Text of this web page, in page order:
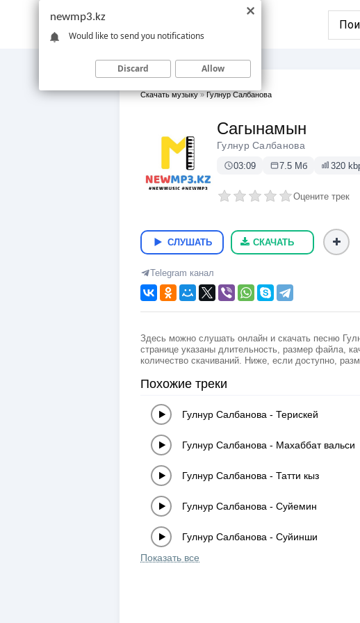
Скачать музыку »Гулнур Салбанова
Сагынамын
Гулнур Салбанова
03:09 7.5 Мб 320
Оцените трек
СЛУШАТЬ СКАЧАТЬ
Telegram канал
Здесь можно слушать онлайн и скачать песню
странице указаны длительность, размер файла,
количество скачиваний. Ниже, если доступно,
Похожие треки
Гулнур Салбанова - Терискей
Гулнур Салбанова - Махаббат вальси
Гулнур Салбанова - Татти кыз
Гулнур Салбанова - Суйемин
Гулнур Салбанова - Суйинши
Показать все
newmp3.kz
Would like to send you notifications
Discard Allow